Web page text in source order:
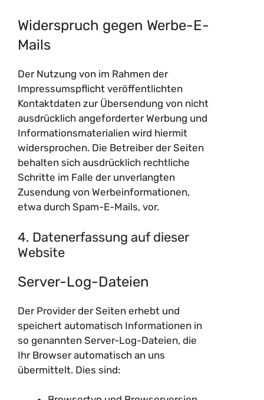
Widerspruch gegen Werbe-E-
Mails
Der Nutzung von im Rahmen der
Impressumspflicht veröffentlichten
Kontaktdaten zur Übersendung von nicht
ausdrücklich angeforderter Werbung und
Informationsmaterialien wird hiermit
widersprochen. Die Betreiber der Seiten
behalten sich ausdrücklich rechtliche
Schritte im Falle der unverlangten
Zusendung von Werbeinformationen,
etwa durch Spam-E-Mails, vor.
4. Datenerfassung auf dieser
Website
Server-Log-Dateien
Der Provider der Seiten erhebt und
speichert automatisch Informationen in
so genannten Server-Log-Dateien, die
Ihr Browser automatisch an uns
übermittelt. Dies sind: